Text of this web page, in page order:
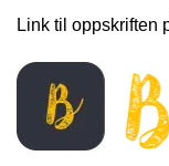
Link til oppskriften